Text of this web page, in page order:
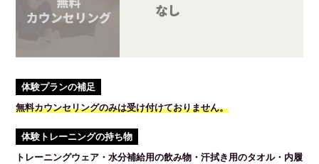
体験プランの補足
無料カウンセリングのみは受け付けておりません。
体験トレーニングの持ち物
トレーニングウェア・水分補給用の飲み物・汗拭き用のタオル・内履